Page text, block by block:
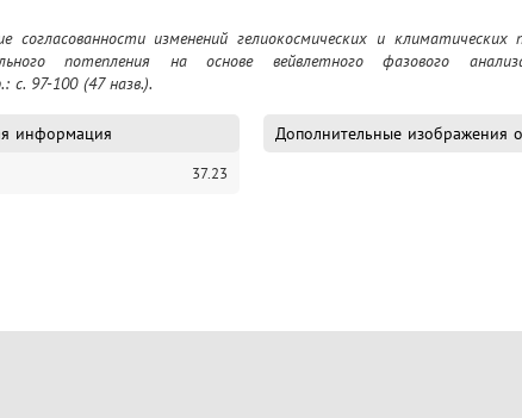
потепления на основе вейвлетного фазового
с. 97-100 (47 назв.).
информация
37.23
Дополнительные изображения